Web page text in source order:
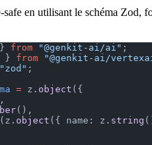
safe en utilisant le schéma Zod,
from "@genkit-ai/ai" ;
} from "@genkit-ai/
;
= z. object ({
(),
(z. object ({ name: z. string